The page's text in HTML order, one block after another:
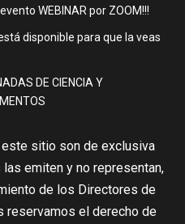
WEBINAR por ZOOM!!!
disponible para que la veas
DE CIENCIA Y
sitio son de exclusiva
emiten y no representan,
de los Directores de
reservamos el derecho de